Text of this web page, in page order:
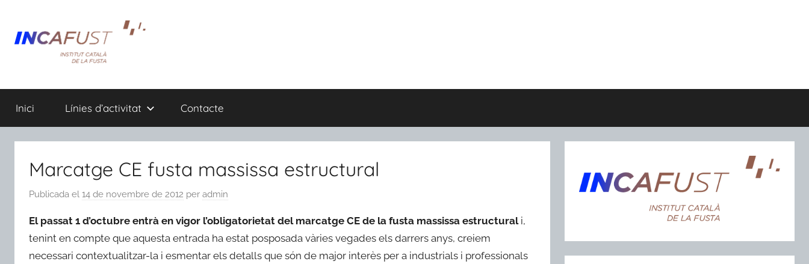
contingut
Inici Línies d’activitat Contacte
Marcatge CE fusta massissa estructural
Publicada el 14 de novembre de 2012 per admin
El passat 1 d’octubre entrà en vigor l’obligatorietat del marcatge CE de la fusta massissa estructurali,
tenint en compte que aquesta entrada ha estat posposada vàries vegades els darrers anys, creiem
necessari contextualitzar-la i esmentar els detalls que són de major interès per a industrials i professionals